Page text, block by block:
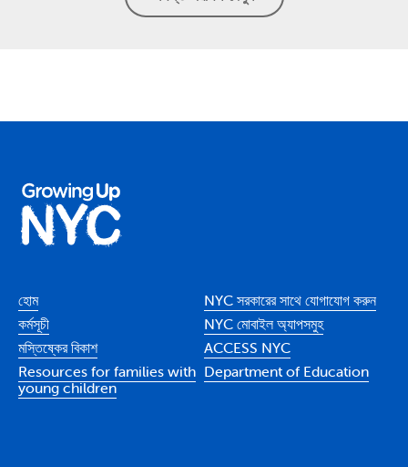
হোম
কর্মসূচী
মস্তিষ্কের বিকাশ
Resources for families with
young children
NYC সরকারের সাথে যোগাযোগ করুন
NYC মোবাইল অ্যাপসমুহ
ACCESS NYC
Department of Education